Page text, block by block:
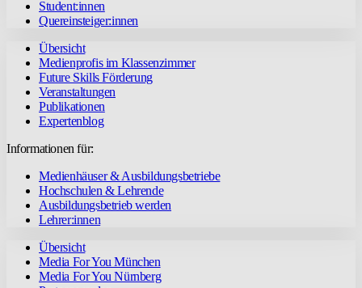
Student:innen
Quereinsteiger:innen
Übersicht
Medienprofis im Klassenzimmer
Future Skills Förderung
Veranstaltungen
Publikationen
Expertenblog
Informationen für:
Medienhäuser & Ausbildungsbetriebe
Hochschulen & Lehrende
Ausbildungsbetrieb werden
Lehrer:innen
Übersicht
Media For You München
Media For You Nürnberg